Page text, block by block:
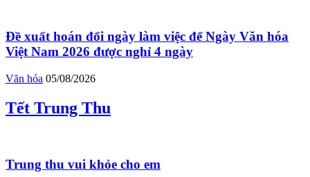
Đề xuất hoán đổi ngày làm việc để Ngày Văn hóa
Việt Nam 2026 được nghỉ 4 ngày
Văn hóa 05/08/2026
Tết Trung Thu
Trung thu vui khỏe cho em